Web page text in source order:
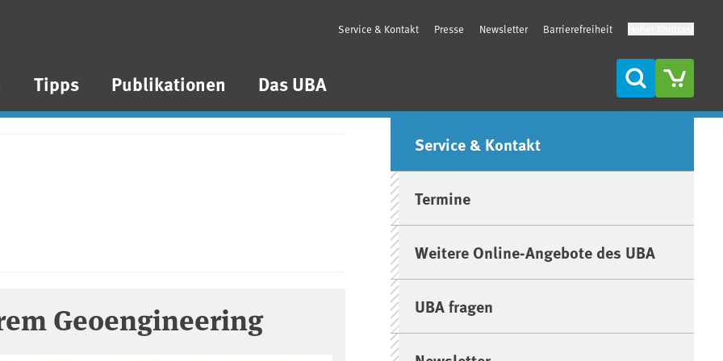
Tipps Publikationen Das UBA
Service & Kontakt Presse Newsletter Barrierefreiheit
Suche
Geoengineering
Seitenleiste
Service & Kontakt
Termine
Weitere Online-Angebote des UBA
UBA fragen